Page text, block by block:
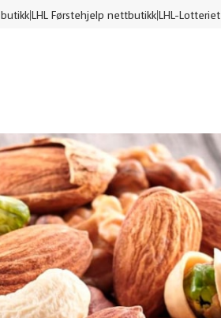
LHL Førstehjelp nettbutikkLHL-Lotteriet